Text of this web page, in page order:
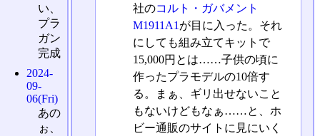
社のコルト・ガバメント
M1911A1 が目に入った。それ
にしても組み立てキットで
15,000円とは……子供の頃に
作ったプラモデルの10倍す
る。まぁ、ギリ出せないこと
もないけどもなぁ……と、ホ
ビー通販のサイトに見にいく
い、
プラ
ガン
完成
2024-
09-
06(Fri)
あの
ぉ、